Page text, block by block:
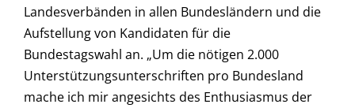
Landesverbänden in allen Bundesländern und die
Aufstellung von Kandidaten für die
Bundestagswahl an. „Um die nötigen 2.000
Unterstützungsunterschriften pro Bundesland
mache ich mir angesichts des Enthusiasmus der